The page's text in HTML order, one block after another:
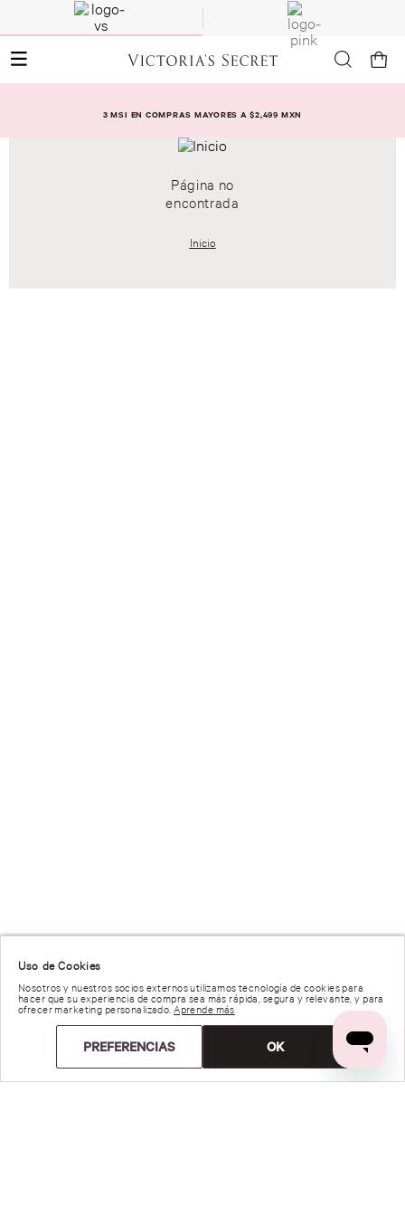
3 MSI EN COMPRAS MAYORES A $2,499 MXN
Uso de Cookies
Nosotros y nuestros socios externos utilizamos tecnología de cookies para
hacer que su experiencia de compra sea más rápida, segura y relevante, y para
ofrecer marketing personalizado. Aprende más
PREFERENCIAS OK
Página no
encontrada
Inicio